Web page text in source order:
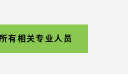
有相关专业人员